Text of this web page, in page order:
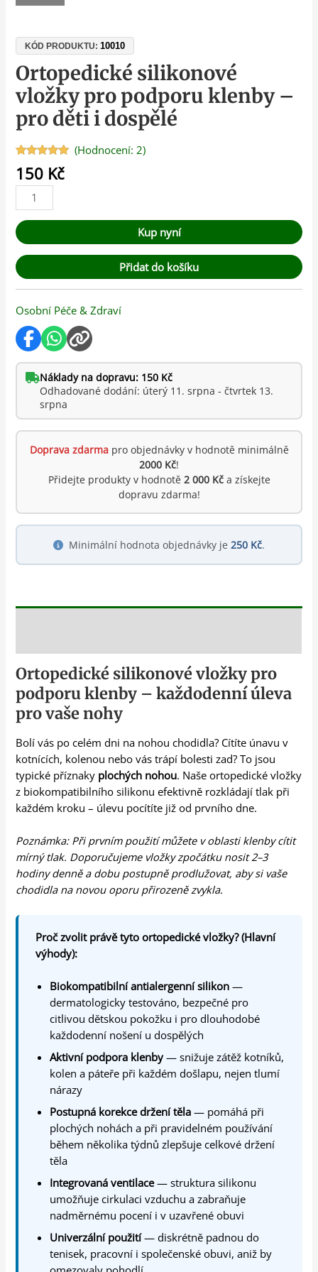
KÓD PRODUKTU:10010
Ortopedické silikonové
vložky pro podporu klenby –
pro děti i dospělé
Hodnoceno
5.00z 5 na
základě
2
hodnocení
zákazníků
(Hodnocení:2)
150 Kč
Kup nyní
Přidat do košíku
Osobní Péče & Zdraví
Náklady na dopravu: 150 Kč
Odhadované dodání: úterý 11. srpna - čtvrtek 13.
srpna
Doprava zdarmapro objednávky v hodnotě minimálně
2000 Kč!
Přidejte produkty v hodnotě 2 000 Kča získejte
dopravu zdarma!
Minimální hodnota objednávky je 250 Kč.
Ortopedické silikonové vložky pro
podporu klenby – každodenní úleva
pro vaše nohy
Bolí vás po celém dni na nohou chodidla? Cítíte únavu v
kotnících, kolenou nebo vás trápí bolesti zad? To jsou
typické příznaky plochých nohou. Naše ortopedické vložky
z biokompatibilního silikonu efektivně rozkládají tlak při
každém kroku – úlevu pocítíte již od prvního dne.
Poznámka: Při prvním použití můžete v oblasti klenby cítit
mírný tlak. Doporučujeme vložky zpočátku nosit 2–3
hodiny denně a dobu postupně prodlužovat, aby si vaše
chodidla na novou oporu přirozeně zvykla.
Proč zvolit právě tyto ortopedické vložky? (Hlavní
výhody):
Biokompatibilní antialergenní silikon —
dermatologicky testováno, bezpečné pro
citlivou dětskou pokožku i pro dlouhodobé
každodenní nošení u dospělých
Aktivní podpora klenby — snižuje zátěž kotníků,
kolen a páteře při každém došlapu, nejen tlumí
nárazy
Postupná korekce držení těla — pomáhá při
plochých nohách a při pravidelném používání
během několika týdnů zlepšuje celkové držení
těla
Integrovaná ventilace— struktura silikonu
umožňuje cirkulaci vzduchu a zabraňuje
nadměrnému pocení i v uzavřené obuvi
Univerzální použití— diskrétně padnou do
tenisek, pracovní i společenské obuvi, aniž by